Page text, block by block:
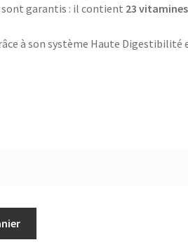
garantis : il contient 23
à son système Haute Digestibilité